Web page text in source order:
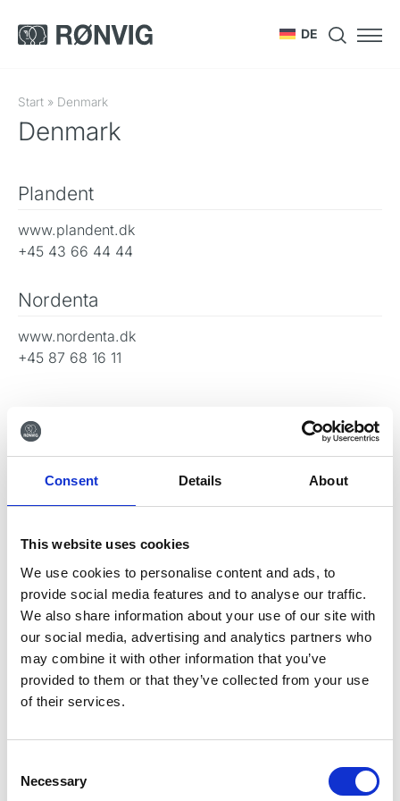
Consent Details About
This website uses cookies
We use cookies to personalise content and ads, to
provide social media features and to analyse our traffic.
We also share information about your use of our site with
our social media, advertising and analytics partners who
may combine it with other information that you’ve
provided to them or that they’ve collected from your use
of their services.
Selection
Necessary
DE
Start » Denmark
Denmark
Plandent
www.plandent.dk
+45 43 66 44 44
Nordenta
www.nordenta.dk
+45 87 68 16 11
Zurück
Melden Sie sich für den
Newsletter an
Melden Sie sich für unseren Newsletter an und
erhalten Sie die neuesten Nachrichten und
Sonderangebote direkt in Ihrem Posteingang.